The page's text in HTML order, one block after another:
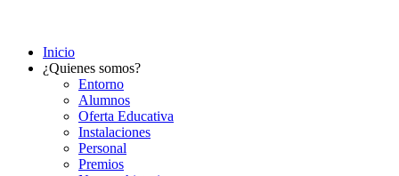
Inicio
¿Quienes somos?
Entorno
Alumnos
Oferta Educativa
Instalaciones
Personal
Premios